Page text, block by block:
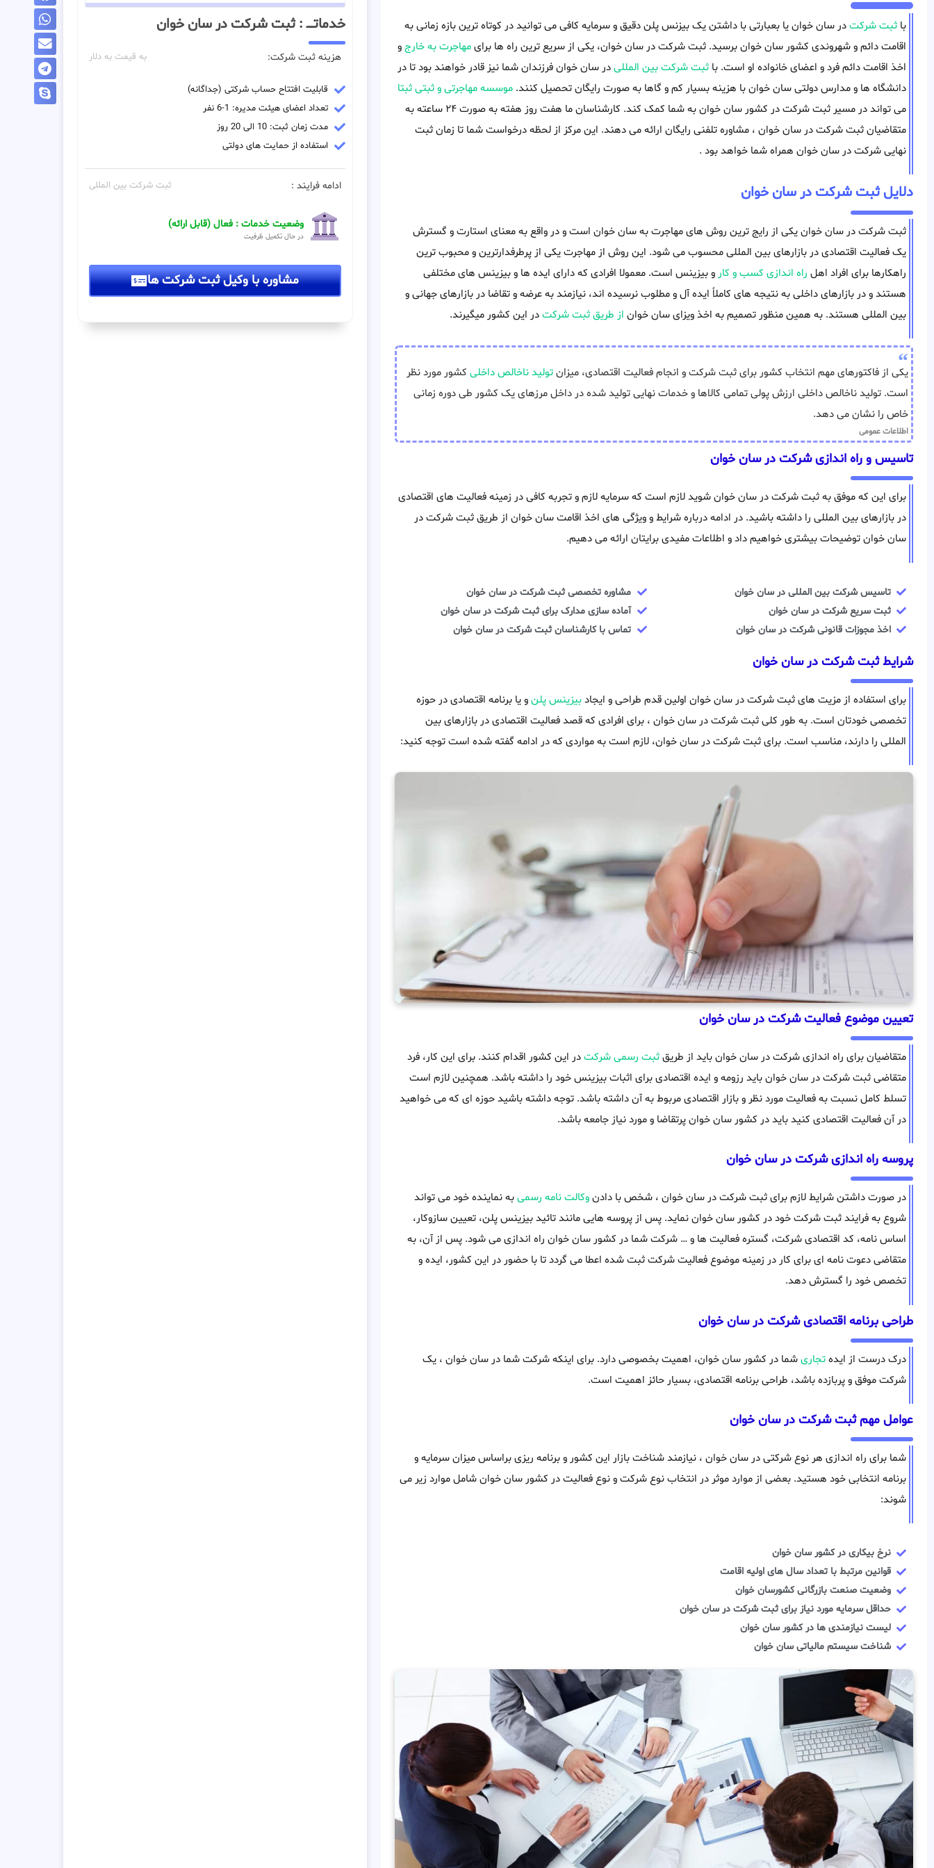
با ثبت شرکتدر سان خوان یا بعبارتی با داشتن یک بیزنس پلن دقیق و سرمایه کافی می توانید در کوتاه ترین بازه زمانی به
اقامت دائم و شهروندی کشور سان خوان برسید. ثبت شرکت در سان خوان، یکی از سریع ترین راه ها برایمهاجرت به خارجو
اخذ اقامت دائم فرد و اعضای خانواده او است. با ثبت شرکت بین المللیدر سان خوان فرزندان شما نیز قادر خواهند بود تا در
دانشگاه ها و مدارس دولتی سان خوان با هزینه بسیار کم و گاها به صورت رایگان تحصیل کنند. موسسه مهاجرتی و ثبتی ثبتا
می تواند در مسیر ثبت شرکت در کشور سان خوان به شما کمک کند. کارشناسان ما هفت روز هفته به صورت ۲۴ ساعته به
متقاضیان ثبت شرکت در سان خوان ، مشاوره تلفنی رایگان ارائه می دهند. این مرکز از لحظه درخواست شما تا زمان ثبت
نهایی شرکت در سان خوان همراه شما خواهد بود .
دلایل ثبت شرکت در سان خوان
ثبت شرکت در سان خوان یکی از رایج ترین روش های مهاجرت به سان خوان است و در واقع به معنای استارت و گسترش
یک فعالیت اقتصادی در بازارهای بین المللی محسوب می شود. این روش از مهاجرت یکی از پرطرفدارترین و محبوب ترین
راهکارها برای افراد اهل راه اندازی کسب و کار و بیزینس است. معمولا افرادی که دارای ایده ها و بیزینس های مختلفی
هستند و در بازارهای داخلی به نتیجه های کاملاً ایده آل و مطلوب نرسیده اند، نیازمند به عرضه و تقاضا در بازارهای جهانی و
بین المللی هستند. به همین منظور تصمیم به اخذ ویزای سان خوان از طریق ثبت شرکتدر این کشور میگیرند.
یکی از فاکتورهای مهم انتخاب کشور برای ثبت شرکت و انجام فعالیت اقتصادی، میزانتولید ناخالص داخلی کشور مورد نظر
است. تولید ناخالص داخلی ارزش پولی تمامی کالاها و خدمات نهایی تولید شده در داخل مرزهای یک کشور طی دوره زمانی
خاص را نشان می دهد.
اطلاعات عمومی
تاسیس و راه اندازی شرکت در سان خوان
برای این که موفق به ثبت شرکت در سان خوان شوید لازم است که سرمایه لازم و تجربه کافی در زمینه فعالیت های اقتصادی
در بازارهای بین المللی را داشته باشید. در ادامه درباره شرایط و ویژگی های اخذ اقامت سان خوان از طریق ثبت شرکت در
سان خوان توضیحات بیشتری خواهیم داد و اطلاعات مفیدی برایتان ارائه می دهیم.
تاسیس شرکت بین المللی در سان خوان
ثبت سریع شرکت در سان خوان
اخذ مجوزات قانونی شرکت در سان خوان
مشاوره تخصصی ثبت شرکت در سان خوان
آماده سازی مدارک برای ثبت شرکت در سان خوان
تماس با کارشناسان ثبت شرکت در سان خوان
شرایط ثبت شرکت در سان خوان
برای استفاده از مزیت های ثبت شرکت در سان خوان اولین قدم طراحی و ایجادبیزینس پلنو یا برنامه اقتصادی در حوزه
تخصصی خودتان است. به طور کلی ثبت شرکت در سان خوان ، برای افرادی که قصد فعالیت اقتصادی در بازارهای بین
المللی را دارند، مناسب است. برای ثبت شرکت در سان خوان، لازم است به مواردی که در ادامه گفته شده است توجه کنید:
تعیین موضوع فعالیت شرکت در سان خوان
متقاضیان برای راه اندازی شرکت در سان خوان باید از طریقثبت رسمی شرکتدر این کشور اقدام کنند. برای این کار، فرد
متقاضی ثبت شرکت در سان خوان باید رزومه و ایده اقتصادی برای اثبات بیزینس خود را داشته باشد. همچنین لازم است
تسلط کامل نسبت به فعالیت مورد نظر و بازار اقتصادی مربوط به آن داشته باشد. توجه داشته باشید حوزه ای که می خواهید
در آن فعالیت اقتصادی کنید باید در کشور سان خوان پرتقاضا و مورد نیاز جامعه باشد.
پروسه راه اندازی شرکت در سان خوان
در صورت داشتن شرایط لازم برای ثبت شرکت در سان خوان ، شخص با دادنوکالت نامه رسمیبه نماینده خود می تواند
شروع به فرایند ثبت شرکت خود در کشور سان خوان نماید. پس از پروسه هایی مانند تائید بیزینس پلن، تعیین سازوکار،
اساس نامه، کد اقتصادی شرکت، گستره فعالیت ها و … شرکت شما در کشور سان خوان راه اندازی می شود. پس از آن، به
متقاضی دعوت نامه ای برای کار در زمینه موضوع فعالیت شرکت ثبت شده اعطا می گردد تا با حضور در این کشور، ایده و
تخصص خود را گسترش دهد.
طراحی برنامه اقتصادی شرکت در سان خوان
درک درست از ایدهتجاریشما در کشور سان خوان، اهمیت بخصوصی دارد. برای اینکه شرکت شما در سان خوان ، یک
شرکت موفق و پربازده باشد، طراحی برنامه اقتصادی، بسیار حائز اهمیت است.
عوامل مهم ثبت شرکت در سان خوان
شما برای راه اندازی هر نوع شرکتی در سان خوان ، نیازمند شناخت بازار این کشور و برنامه ریزی براساس میزان سرمایه و
برنامه انتخابی خود هستید. بعضی از موارد موثر در انتخاب نوع شرکت و نوع فعالیت در کشور سان خوان شامل موارد زیر می
شوند:
نرخ بیکاری در کشور سان خوان
قوانین مرتبط با تعداد سال های اولیه اقامت
وضعیت صنعت بازرگانی کشورسان خوان
حداقل سرمایه مورد نیاز برای ثبت شرکت در سان خوان
لیست نیازمندی ها در کشور سان خوان
شناخت سیستم مالیاتی سان خوان
خدماتـــــ : ثبت شرکت در سان خوان
هزینه ثبت شرکت: به قیمت به دلار
قابلیت افتتاح حساب شرکتی (جداگانه)
تعداد اعضای هیئت مدیره: 1-6 نفر
مدت زمان ثبت: 10 الی 20 روز
استفاده از حمایت های دولتی
ادامه فرایند : ثبت شرکت بین المللی
وضعیت خدمات : فعال (قابل ارائه)
در حال تکمیل ظرفیت
مشاوره با وکیل ثبت شرکت ها